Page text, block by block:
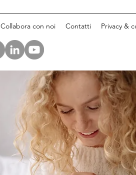
Collabora con noi Contatti Privacy &